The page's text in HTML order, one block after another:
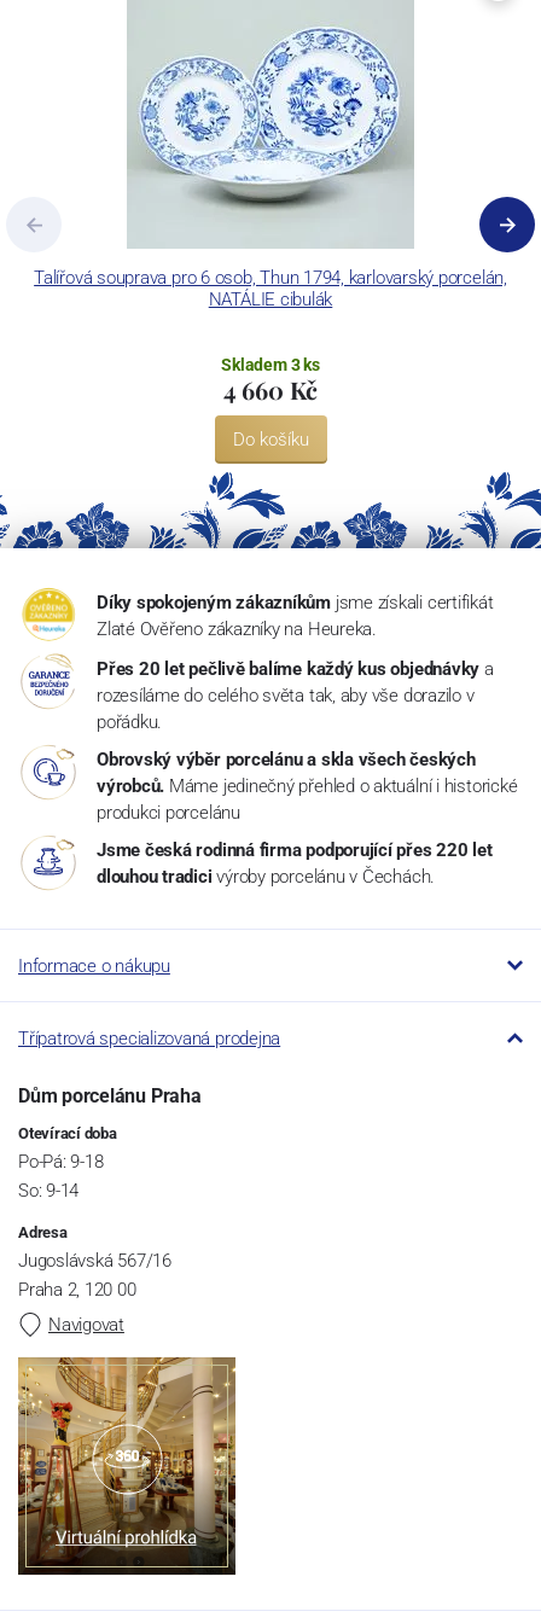
Concordia Lesov používá ochrannou známku LC a Thun Hotel &
Talířová souprava pro 6 osob, Thun 1794, karlovarský porcelán,
NATÁLIE cibulák
Skladem 3 ks
4 660 Kč
Do košíku
Díky spokojeným zákazníkům jsme získali certifikát
Zlaté Ověřeno zákazníky na Heureka.
Přes 20 let pečlivě balíme každý kus objednávky a
rozesíláme do celého světa tak, aby vše dorazilo v
pořádku.
Obrovský výběr porcelánu a skla všech českých
výrobců. Máme jedinečný přehled o aktuální i historické
produkci porcelánu
Jsme česká rodinná firma podporující přes 220 let
dlouhou tradici výroby porcelánu v Čechách.
Informace o nákupu
Třípatrová specializovaná prodejna
Dům porcelánu Praha
Otevírací doba
Po-Pá: 9-18
So: 9-14
Adresa
Jugoslávská 567/16
Praha 2, 120 00
Navigovat